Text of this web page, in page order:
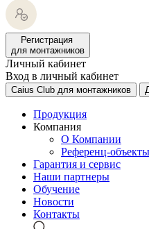
Регистрация
для монтажников
Личный кабинет
Вход в личный кабинет
Caius Club для монтажников
Продукция
Компания
О Компании
Референц-объекты
Гарантия и сервис
Наши партнеры
Обучение
Новости
Контакты